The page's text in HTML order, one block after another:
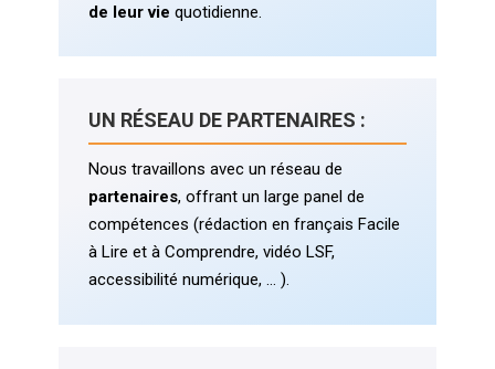
de leur vie quotidienne.
UN RÉSEAU DE PARTENAIRES :
Nous travaillons avec un réseau de
partenaires, offrant un large panel de
compétences (rédaction en français Facile
à Lire et à Comprendre, vidéo LSF,
accessibilité numérique, … ).